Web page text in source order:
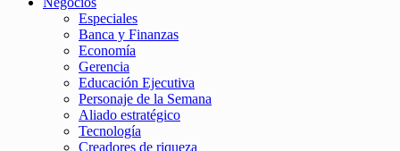
Especiales
Banca y Finanzas
Economía
Gerencia
Educación Ejecutiva
Personaje de la Semana
Aliado estratégico
Tecnología
Creadores de riqueza